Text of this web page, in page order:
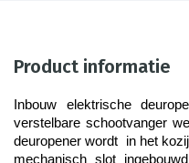
Product informatie
Inbouw elektrische
verstelbare schootvanger
deuropener wordt  in het
mechanisch slot